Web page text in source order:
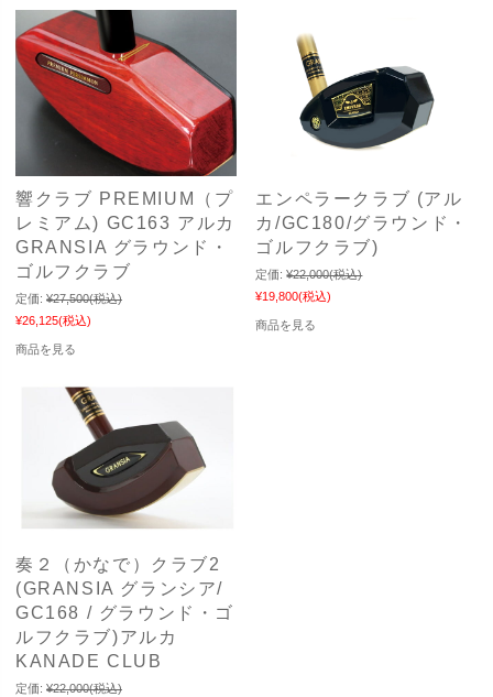
響クラブ PREMIUM（プ
レミアム) GC163 アルカ
GRANSIA グラウンド・
ゴルフクラブ
定価: ¥27,500(税込)
¥26,125(税込)
商品を見る
エンペラークラブ (アル
カ/GC180/グラウンド・
ゴルフクラブ)
定価: ¥22,000(税込)
¥19,800(税込)
商品を見る
奏２（かなで）クラブ2
(GRANSIA グランシア/
GC168 / グラウンド・ゴ
ルフクラブ)アルカ
KANADE CLUB
定価: ¥22,000(税込)